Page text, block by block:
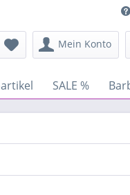
Mein Konto
SALE %